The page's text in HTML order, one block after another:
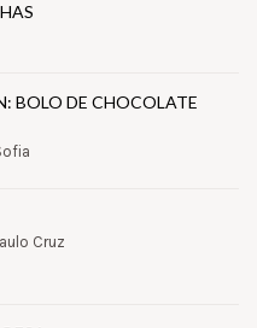
BOLO DE CHOCOLATE
Cruz